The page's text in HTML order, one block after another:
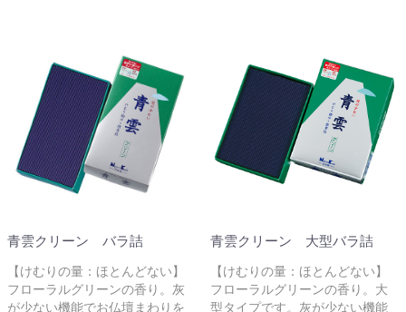
青雲クリーン バラ詰
【けむりの量：ほとんどない】
フローラルグリーンの香り。灰
が少ない機能でお仏壇まわりを
青雲クリーン 大型バラ詰
【けむりの量：ほとんどない】
フローラルグリーンの香り。大
型タイプです。灰が少ない機能